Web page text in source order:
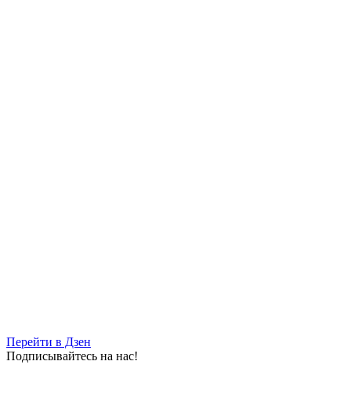
Перейти в Дзен
Подписывайтесь на нас!